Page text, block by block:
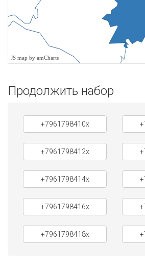
JS map by amCharts
Продолжить набор
+7961798410x
+7961798412x
+7961798414x
+7961798416x
+7961798418x